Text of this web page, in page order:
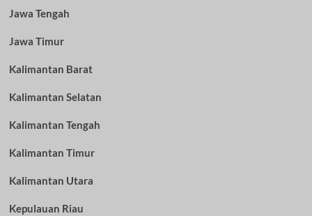
Jawa Tengah
Jawa Timur
Kalimantan Barat
Kalimantan Selatan
Kalimantan Tengah
Kalimantan Timur
Kalimantan Utara
Kepulauan Riau